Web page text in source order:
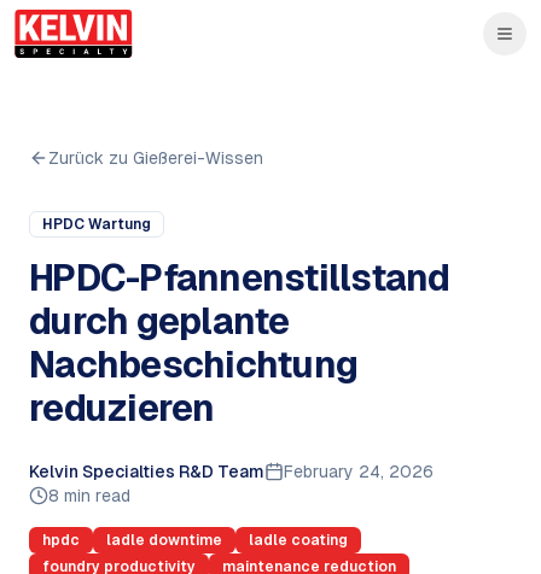
Skip to main content
Zum Hauptinhalt springen
Zurück zu Gießerei-Wissen
HPDC Wartung
HPDC-Pfannenstillstand
durch geplante
Nachbeschichtung
reduzieren
Kelvin Specialties R&D Team
February 24, 2026
8 min read
hpdc ladle downtime
ladle coating
foundry productivity
maintenance reduction